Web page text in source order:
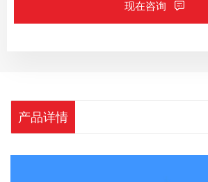
现在咨询
产品详情